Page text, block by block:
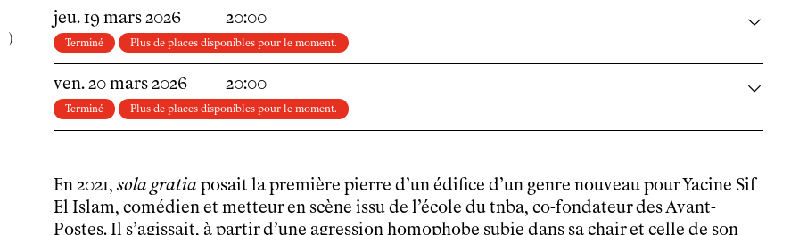
jeu.19 mars2026 20:00
Terminé Plus de places disponibles pour le moment.
ven.20mars2026 20:00
Terminé Plus de places disponibles pour le moment.
En 2021, sola gratia posait la première pierre d’un édifice d’un genre nouveau pour Yacine Sif
El Islam, comédien et metteur en scène issu de l’école du tnba, co-fondateur des Avant-
Postes. Il s’agissait, à partir d’une agression homophobe subie dans sa chair et celle de son
Stages de théâtre gratuits
Insertion professionnelle
Soutenir l'école
Partenaires
Infos pratiques
Horaires et contacts
Accessibilité
Bar / La Petite Sœur